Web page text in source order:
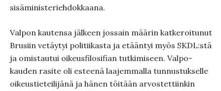
sisäministeriehdokkaana.
Valpon kautensa jälkeen jossain määrin katkeroitunut
Brusiin vetäytyi politiikasta ja etääntyi myös SKDL:stä
ja omistautui oikeusfilosifian tutkimiseen. Valpo-
kauden rasite oli esteenä laajemmalla tunnustukselle
oikeustieteilijänä ja hänen töitään arvostettiinkin